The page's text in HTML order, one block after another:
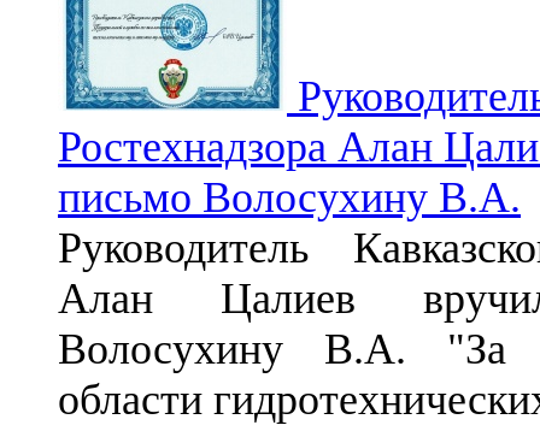
Ростехнадзора Алан
письмо Волосухину В.А.
Руководитель
Алан Цалиев
Волосухину В.А. "За
области